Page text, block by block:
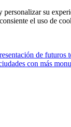
su
el uso de
de futuros
con más